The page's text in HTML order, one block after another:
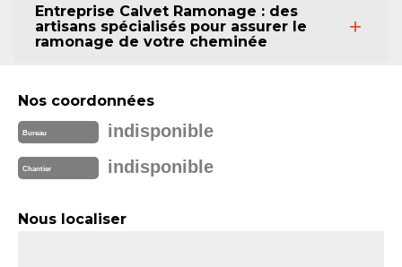
Entreprise Calvet Ramonage : des
artisans spécialisés pour assurer le
ramonage de votre cheminée
Nos coordonnées
Bureau indisponible
Chantier indisponible
Nous localiser